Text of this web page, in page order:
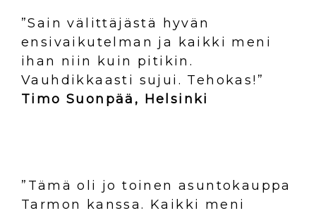
”Sain välittäjästä hyvän
ensivaikutelman ja kaikki meni
ihan niin kuin pitikin.
Vauhdikkaasti sujui. Tehokas!”
Timo Suonpää, Helsinki
”Tämä oli jo toinen asuntokauppa
Tarmon kanssa. Kaikki meni